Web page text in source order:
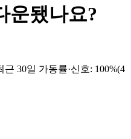
운됐나요?
근 30일 가동률·신호: 100%(4